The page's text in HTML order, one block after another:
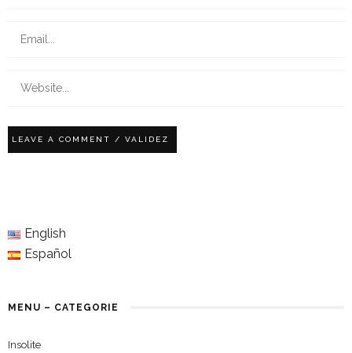
English
Español
MENU – CATEGORIE
Insolite